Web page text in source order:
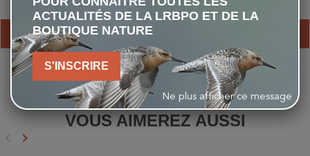
20,00 €
AJOUTER AU PANIER
8,90 €
VOUS AIMEREZ AUSSI
Précédent
keyboard_arrow_left Suivant
keyboard_arrow_right
ACTUALITÉS DE LA LRBPO ET DE LA
BOUTIQUE NATURE
S'INSCRIRE
Ne plus afficher ce message